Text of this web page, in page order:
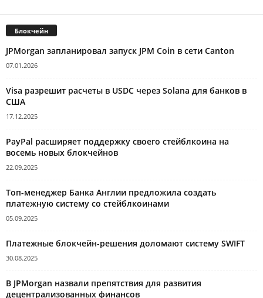
Блокчейн
JPMorgan запланировал запуск JPM Coin в сети Canton
07.01.2026
Visa разрешит расчеты в USDC через Solana для банков в
США
17.12.2025
PayPal расширяет поддержку своего стейблкоина на
восемь новых блокчейнов
22.09.2025
Топ-менеджер Банка Англии предложила создать
платежную систему со стейблкоинами
05.09.2025
Платежные блокчейн-решения доломают систему SWIFT
30.08.2025
В JPMorgan назвали препятствия для развития
децентрализованных финансов